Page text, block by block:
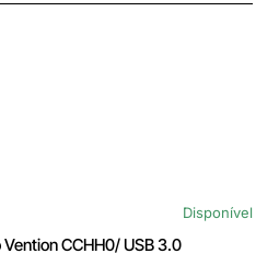
Disponível
CCHH0/ USB 3.0